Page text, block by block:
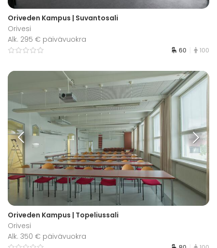
Oriveden Kampus | Suvantosali
Orivesi
Alk. 295 € päivävuokra
60 100
Oriveden Kampus | Topeliussali
Orivesi
Alk. 350 € päivävuokra